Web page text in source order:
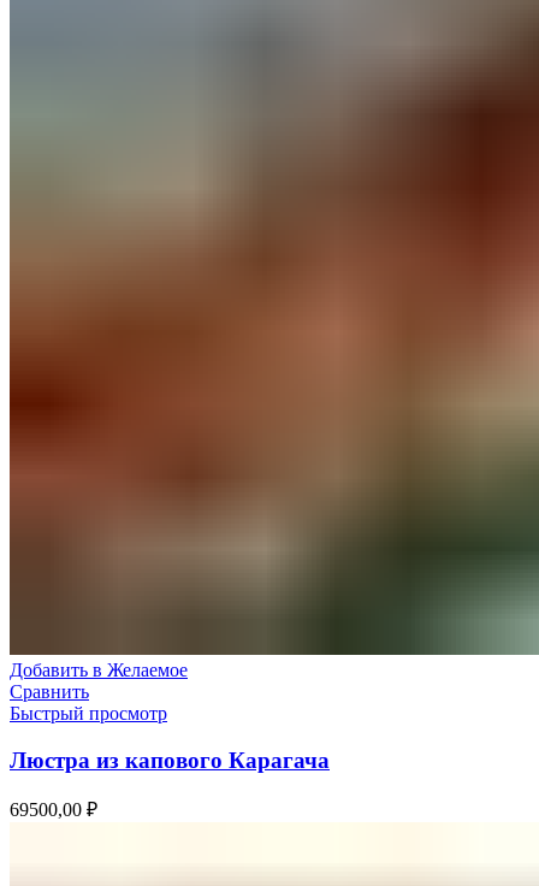
Добавить в Желаемое
Сравнить
Быстрый просмотр
Люстра из капового Карагача
69500,00 ₽